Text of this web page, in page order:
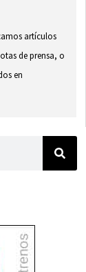
artículos
de prensa, o
en